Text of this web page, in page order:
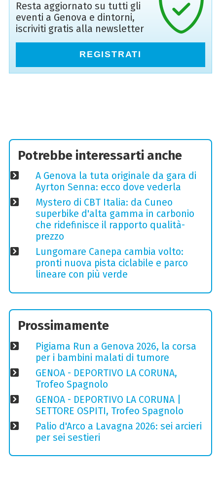
Resta aggiornato su tutti gli
eventi a Genova e dintorni,
iscriviti gratis alla newsletter
REGISTRATI
Potrebbe interessarti anche
A Genova la tuta originale da gara di
Ayrton Senna: ecco dove vederla
Mystero di CBT Italia: da Cuneo
superbike d'alta gamma in carbonio
che ridefinisce il rapporto qualità-
prezzo
Lungomare Canepa cambia volto:
pronti nuova pista ciclabile e parco
lineare con più verde
Prossimamente
Pigiama Run a Genova 2026, la corsa
per i bambini malati di tumore
GENOA - DEPORTIVO LA CORUNA,
Trofeo Spagnolo
GENOA - DEPORTIVO LA CORUNA |
SETTORE OSPITI, Trofeo Spagnolo
Palio d'Arco a Lavagna 2026: sei arcieri
per sei sestieri